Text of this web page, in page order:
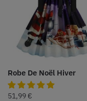
Robe De Noël Hiver
51,99 €